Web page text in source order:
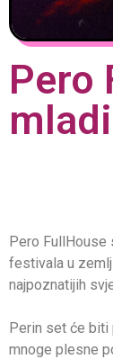
Pero
Pero FullHouse
festivala u
najpoznatijih
Perin set će biti
mnoge plesne